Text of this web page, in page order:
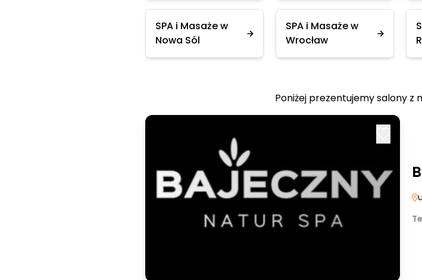
SPA i Masaże w
Nowa Sól
SPA i Masaże w
Wrocław
Poniżej prezentujemy salony z